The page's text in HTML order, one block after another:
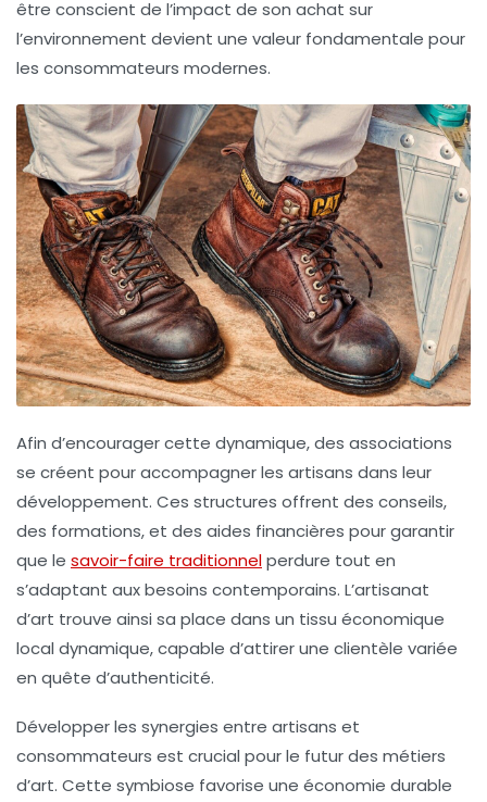
être conscient de l’impact de son achat sur
l’environnement devient une valeur fondamentale pour
les consommateurs modernes.
Afin d’encourager cette dynamique, des associations
se créent pour accompagner les artisans dans leur
développement. Ces structures offrent des conseils,
des formations, et des aides financières pour garantir
que le savoir-faire traditionnelperdure tout en
s’adaptant aux besoins contemporains. L’artisanat
d’art trouve ainsi sa place dans un tissu économique
local dynamique, capable d’attirer une clientèle variée
en quête d’authenticité.
Développer les synergies entre artisans et
consommateurs est crucial pour le futur des métiers
d’art. Cette symbiose favorise une économie durable